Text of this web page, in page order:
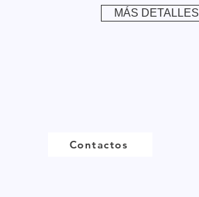
MÁS DETALLES
Contactos